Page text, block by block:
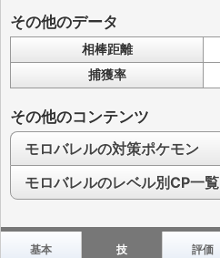
その他のデータ
相棒距離
捕獲率
その他のコンテンツ
モロバレルの対策ポケモン
モロバレルのレベル別CP一覧
基本 技 評価